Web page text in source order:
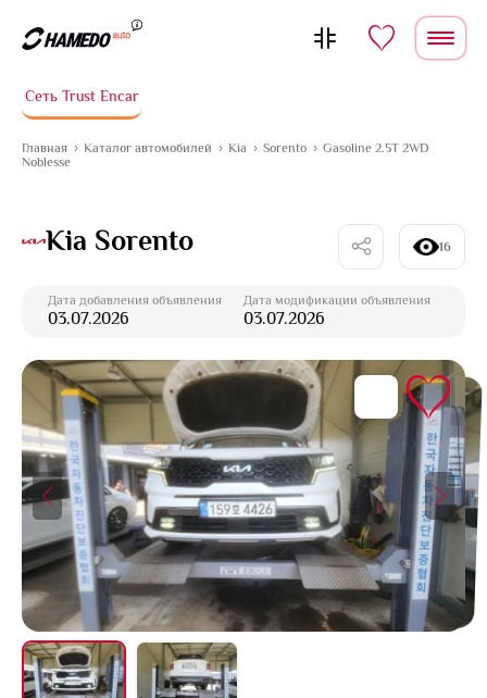
Сеть Trust Encar
Главная Каталог автомобилей Kia Sorento
Gasoline 2.5T 2WD
Noblesse
Kia Sorento 16
Дата добавления объявления
03.07.2026
Дата модификации объявления
03.07.2026